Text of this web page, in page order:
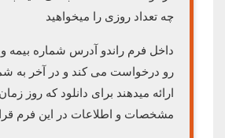
چه تعداد روزی را میخواهید
داخل فرم راندو آدرس شماره
رو درخواست می کند و در آخر به
ارائه میدهند برای دانلود که روز
مشخصات و اطلاعات در این فرم